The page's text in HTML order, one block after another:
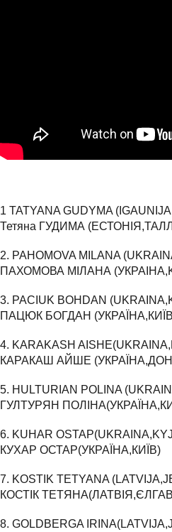
1 TATYANA GUDYMA
Тетяна ГУДИМА
2. PAHOMOVA MILANA
ПАХОМОВА МІЛАНА
3. PACIUK BOHDAN
ПАЦЮК БОГДАН
4. KARAKASH
КАРАКАШ АЙШЕ
5. HULTURIAN POLINA
ГУЛТУРЯН
6. KUHAR
КУХАР ОСТАP(УКРАЇНА,КИЇВ)
7. KOSTIK TETYANA
КОСТІК
8. GOLDBERGA